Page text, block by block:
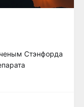
Стэнфорда